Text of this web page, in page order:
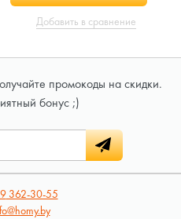
Добавить в сравнение
промокоды на скидки.
бонус ;)
362-30-55